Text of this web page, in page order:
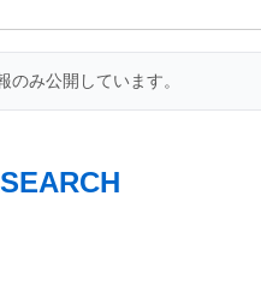
み公開しています。
SEARCH